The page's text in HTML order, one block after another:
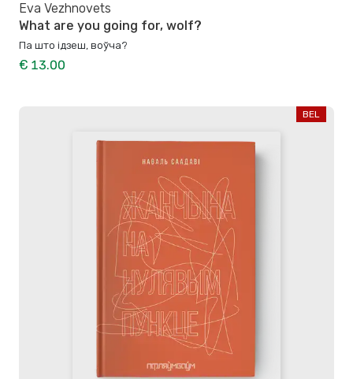
Eva Vezhnovets
What are you going for, wolf?
Па што ідзеш, воўча?
€ 13.00
BEL